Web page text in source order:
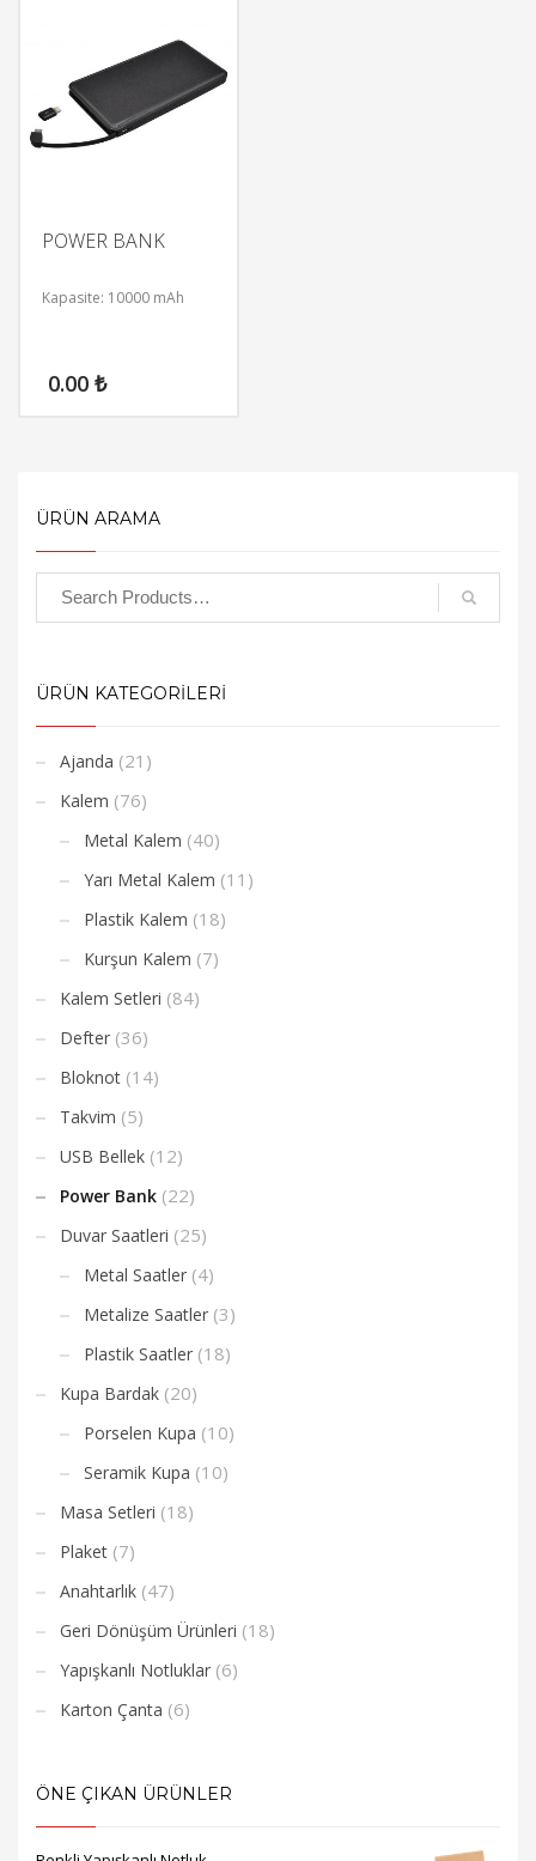
POWER BANK
Kapasite: 10000 mAh
0.00 ₺
ÜRÜN ARAMA
ÜRÜN KATEGORİLERİ
Ajanda (21)
Kalem (76)
Metal Kalem (40)
Yarı Metal Kalem (11)
Plastik Kalem (18)
Kurşun Kalem (7)
Kalem Setleri (84)
Defter (36)
Bloknot (14)
Takvim (5)
USB Bellek (12)
Power Bank (22)
Duvar Saatleri (25)
Metal Saatler (4)
Metalize Saatler (3)
Plastik Saatler (18)
Kupa Bardak (20)
Porselen Kupa (10)
Seramik Kupa (10)
Masa Setleri (18)
Plaket (7)
Anahtarlık (47)
Geri Dönüşüm Ürünleri (18)
Yapışkanlı Notluklar (6)
Karton Çanta (6)
ÖNE ÇIKAN ÜRÜNLER